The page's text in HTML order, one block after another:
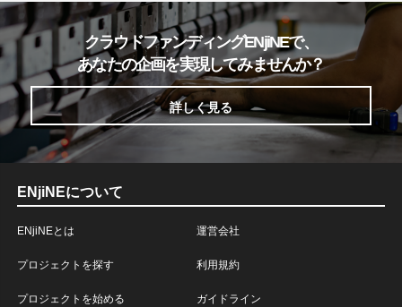
クラウドファンディングENjiNEで、
あなたの企画を実現してみませんか？
詳しく見る
ENjiNEについて
ENjiNEとは
プロジェクトを探す
プロジェクトを始める
運営会社
利用規約
ガイドライン